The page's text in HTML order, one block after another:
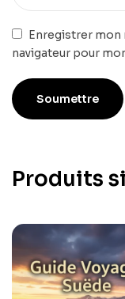
Enregistrer mon
navigateur pour
Produits